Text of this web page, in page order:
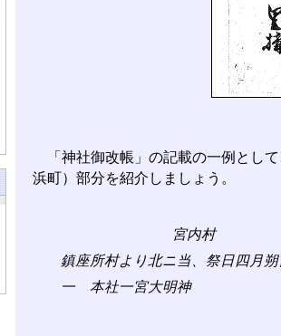
「神社御改帳」の記載の一例とし
浜町）部分を紹介しましょう。
宮内村
鎮座所村より北ニ当、祭日四月
一 本社一宮大明